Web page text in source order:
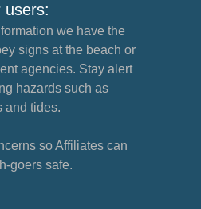
users:
we have the
signs at the beach or
agencies. Stay alert
hazards such as
and tides.
so Affiliates can
goers safe.